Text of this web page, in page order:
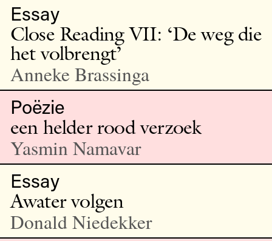
Essay
Close Reading VII: ‘De weg die
het volbrengt’
Anneke Brassinga
Poëzie
een helder rood verzoek
Yasmin Namavar
Essay
Awater volgen
Donald Niedekker